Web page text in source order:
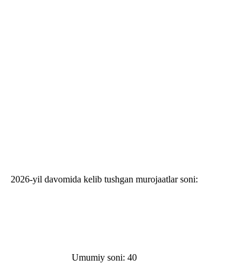
2026-yil davomida kelib tushgan murojaatlar soni:
Umumiy soni: 40